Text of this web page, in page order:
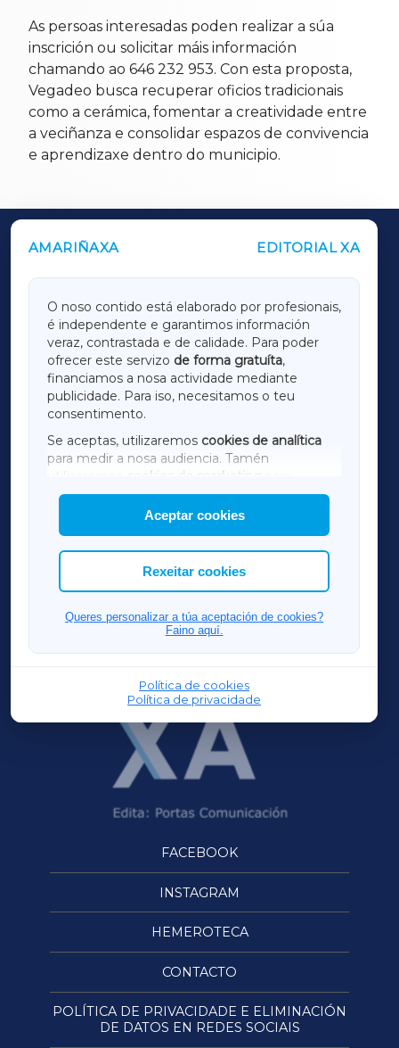
As persoas interesadas poden realizar a súa
inscrición ou solicitar máis información
chamando ao 646 232 953. Con esta proposta,
Vegadeo busca recuperar oficios tradicionais
como a cerámica, fomentar a creatividade entre
a veciñanza e consolidar espazos de convivencia
e aprendizaxe dentro do municipio.
AMARIÑAXA EDITORIAL XA
O noso contido está elaborado por profesionais,
é independente e garantimos información
veraz, contrastada e de calidade. Para poder
ofrecer este servizo de forma gratuíta,
financiamos a nosa actividade mediante
publicidade. Para iso, necesitamos o teu
consentimento.
Se aceptas, utilizaremos cookies de analítica
para medir a nosa audiencia. Tamén
utilizaremos
cookies de marketing
mostrar publicidade de terceiros.
Así mesmo, podes personalizar a elección das
cookies que desexas permitir.
Aceptar cookies
Rexeitar cookies
Queres personalizar a túa aceptación de cookies?
Faino aquí.
Política de cookies
Política de privacidade
OUTROS PERIÓDICOS
LUGOXA
TERRACHAXA
AMARIÑAXA
RIBEIRASACRAXA
ACORUÑAXA
FERROLXA
OURENSEXA
FACEBOOK
INSTAGRAM
HEMEROTECA
CONTACTO
POLÍTICA DE PRIVACIDADE E ELIMINACIÓN
DE DATOS EN REDES SOCIAIS